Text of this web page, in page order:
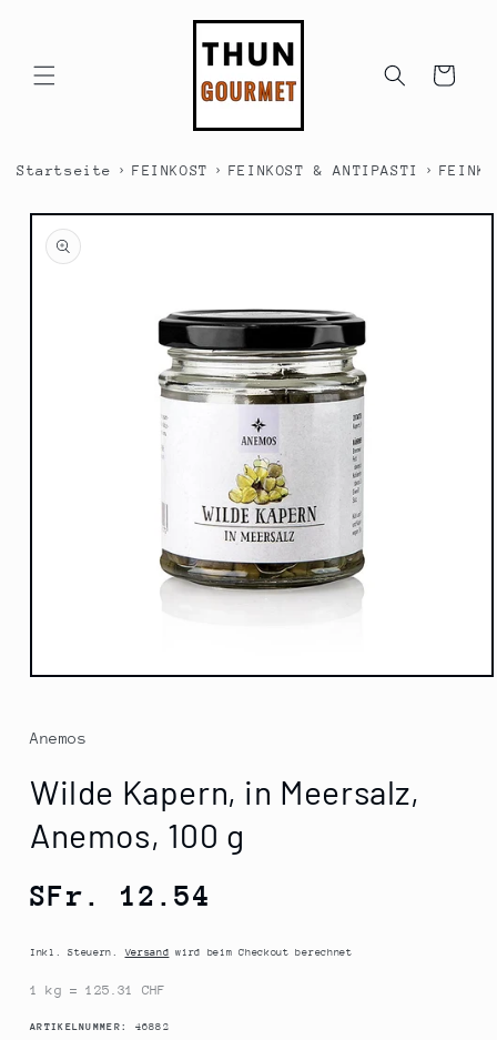
Warenkorb
Startseite › FEINKOST › FEINKOST & ANTIPASTI ›
Medien
Modal
öffnen
Anemos
Wilde Kapern, in Meersalz,
Anemos, 100 g
Normaler
SFr. 12.54
Inkl. Steuern.Versand wird beim Checkout berechnet
1 kg = 125.31 CHF
ARTIKELNUMMER: SKU:
46882